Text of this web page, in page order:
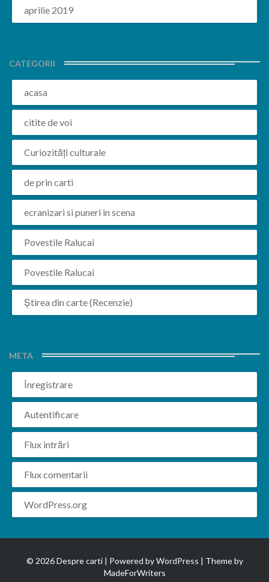
aprilie 2019
CATEGORII
acasa
citite de voi
Curiozități culturale
de prin carti
ecranizari si puneri in scena
Povestile Ralucai
Povestile Ralucai
Știrea din carte (Recenzie)
META
Înregistrare
Autentificare
Flux intrări
Flux comentarii
WordPress.org
© 2026 Despre carti | Powered byWordPress | Theme by
MadeForWriters